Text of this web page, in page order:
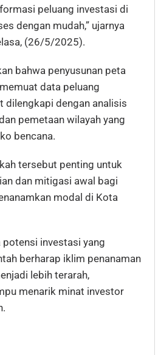
peluang investasi di
dengan mudah,” ujarnya
(26/5/2025).
bahwa penyusunan peta
data peluang
dilengkapi dengan analisis
pemetaan wilayah yang
bencana.
tersebut penting untuk
dan mitigasi awal bagi
modal di Kota
potensi investasi yang
berharap iklim penanaman
lebih terarah,
menarik minat investor